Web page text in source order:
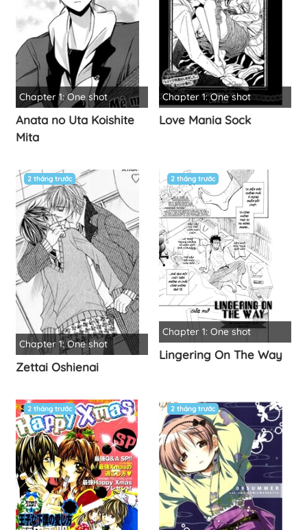
Chapter 1: One shot
Anata no Uta Koishite
Mita
Chapter 1: One shot
Love Mania Sock
Chapter 1: One shot
Zettai Oshienai
2 tháng trước
Chapter 1: One shot
Lingering On The Way
2 tháng trước
2 tháng trước 2 tháng trước